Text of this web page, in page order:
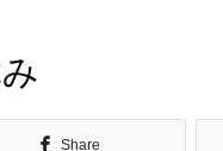
Share